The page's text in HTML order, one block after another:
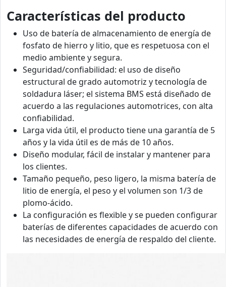
Características del producto
Uso de batería de almacenamiento de energía de
fosfato de hierro y litio, que es respetuosa con el
medio ambiente y segura.
Seguridad/confiabilidad: el uso de diseño
estructural de grado automotriz y tecnología de
soldadura láser; el sistema BMS está diseñado de
acuerdo a las regulaciones automotrices, con alta
confiabilidad.
Larga vida útil, el producto tiene una garantía de 5
años y la vida útil es de más de 10 años.
Diseño modular, fácil de instalar y mantener para
los clientes.
Tamaño pequeño, peso ligero, la misma batería de
litio de energía, el peso y el volumen son 1/3 de
plomo-ácido.
La configuración es flexible y se pueden configurar
baterías de diferentes capacidades de acuerdo con
las necesidades de energía de respaldo del cliente.